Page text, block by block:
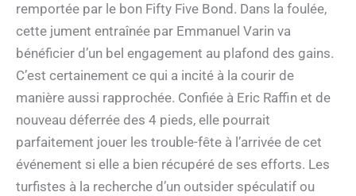
remportée par le bon Fifty Five Bond. Dans la foulée,
cette jument entraînée par Emmanuel Varin va
bénéficier d’un bel engagement au plafond des gains.
C’est certainement ce qui a incité à la courir de
manière aussi rapprochée. Confiée à Eric Raffin et de
nouveau déferrée des 4 pieds, elle pourrait
parfaitement jouer les trouble-fête à l’arrivée de cet
événement si elle a bien récupéré de ses efforts. Les
turfistes à la recherche d’un outsider spéculatif ou